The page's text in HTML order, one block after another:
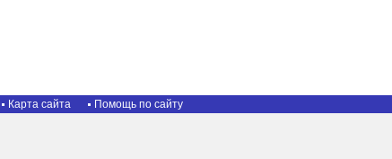
Карта сайта Помощь по сайту